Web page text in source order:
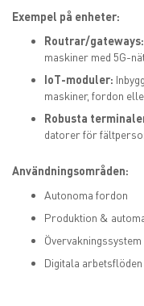
Exempel på enheter:
Routrar/gateways:
maskiner med 5G-
IoT-moduler:
maskiner, fordon
Robusta
datorer för
Användningsområden:
Autonoma fordon
Produktion &
Övervakningssystem
Digitala